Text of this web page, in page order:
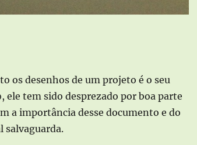
os desenhos de um projeto é o seu
tem sido desprezado por boa parte
a importância desse documento e do
salvaguarda.